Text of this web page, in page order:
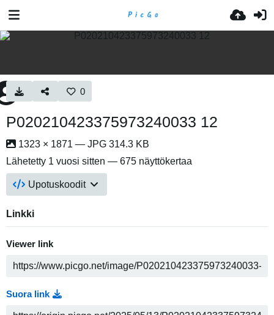
0
P020210423375973240033 12
1323 × 1871 — JPG 314.3 KB
Lähetetty 1 vuosi sitten — 675 näyttökertaa
Upotuskoodit
Linkki
Viewer link
Suora link